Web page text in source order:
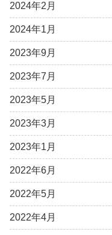
2024年2月
2024年1月
2023年9月
2023年7月
2023年5月
2023年3月
2023年1月
2022年6月
2022年5月
2022年4月